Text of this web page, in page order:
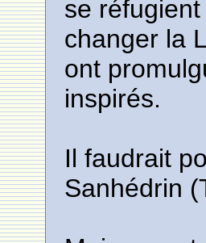
se
changer la
ont
inspirés.
Il faudrait
Sanhédrin